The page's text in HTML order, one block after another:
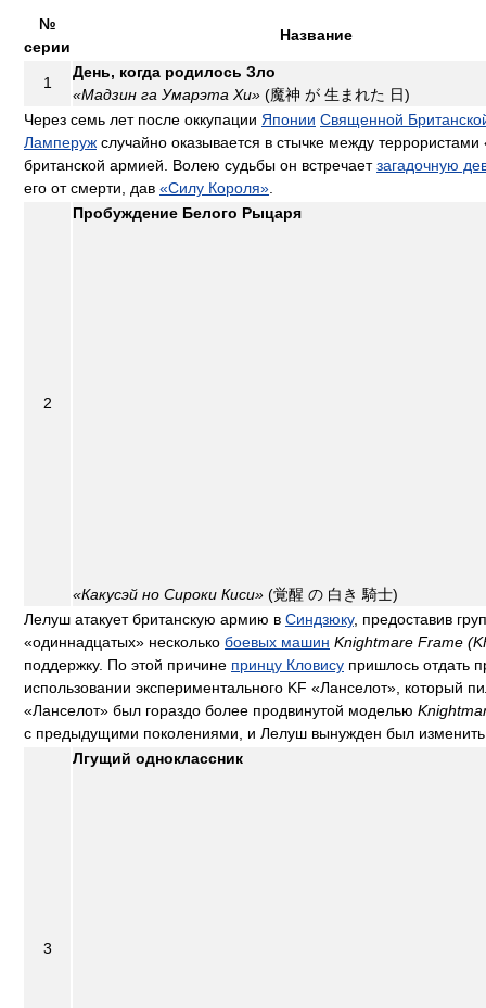
№
серии
Название
1
День, когда родилось Зло
«Мадзин га Умарэта Хи» (魔神 が 生まれた 日)
Через семь лет после оккупации Японии Священной
Ламперуж случайно оказывается в стычке между
британской армией. Волею судьбы он встречаетзагадочную
его от смерти, дав «Силу Короля»
2
Пробуждение Белого Рыцаря
«Какусэй но Сироки Киси» (覚醒 の 白き 騎士)
Лелуш атакует британскую армию в Синдзюку, предоставив
«одиннадцатых» несколько боевых машин Knightmare Frame
поддержку. По этой причине принцу Кловису пришлось отдать
использовании экспериментального KF «Ланселот», который
«Ланселот» был гораздо более продвинутой моделью
с предыдущими поколениями, и Лелуш вынужден был
3
Лгущий одноклассник